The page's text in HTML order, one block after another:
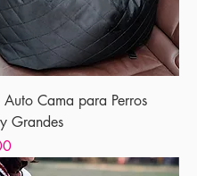
Cama para Perros
Grandes